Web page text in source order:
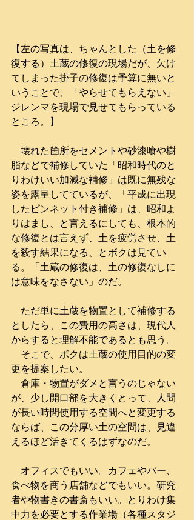
【左の写真は、ちゃんとした（土を修
復する）土蔵の修復の現場だが、欠け
てしまった掛子の修復は予算に無いと
いうことで、「やらせてもらえない」
ジレンマを現場で見せてもらっている
ところ。】
壊れた箇所をセメントや砂漆喰や樹
脂などで補修していた「昭和時代のと
りわけいい加減な補修」は既に無残な
姿を露呈してているが、「平成に出現
したピンネット付き補修」は、昭和よ
りはまし、と言えるにしても、根本的
な修復とは言えず、土を疲労させ、土
を殺す結果になる、とボクは見てい
る。「土蔵の修復は、土の修復なしに
は意味をなさない」のだ。
ただ単に土蔵を物置として補修する
としたら、この費用の高さは、現代人
からすると理解不能であるとも思う。
そこで、ボクは土蔵の使用目的の変
更を提案したい。
倉庫・物置がダメと言うのじゃない
が、少し開口部を大きくとって、人間
が長い時間使用する空間へと変更する
ならば、この分厚い土の空間は、見違
えるほど活きてくるはずなのだ。
オフィスでもいい。カフェやバー、
食べ物を商う店舗などでもいい。研究
者や物書きの書斎もいい。とりわけ集
中力を必要とする作業場（各種スタジ